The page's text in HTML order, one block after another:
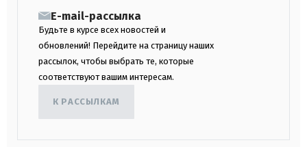
E-mail-рассылка
Будьте в курсе всех новостей и
обновлений! Перейдите на страницу наших
рассылок, чтобы выбрать те, которые
соответствуют вашим интересам.
К РАССЫЛКАМ